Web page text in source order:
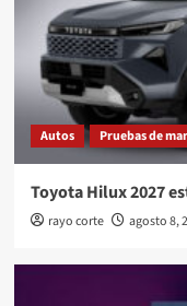
Autos Pruebas de
Toyota Hilux 2027
rayo corte agosto 8,